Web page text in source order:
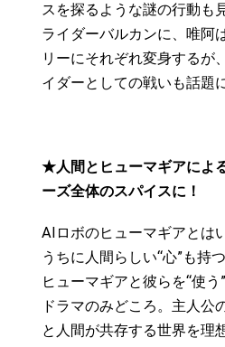
スを探るような謎の行動も
ライダーバルカンに、唯阿
リーにそれぞれ変身するが
イダーとしての戦いも話題に
★人間とヒューマギアによ
ーズ全体のスパイスに！
AIロボのヒューマギアとは
うちに人間らしい“心”も持
ヒューマギアと彼らを“使
ドラマのみどころ。主人公
と人間が共存する世界を理